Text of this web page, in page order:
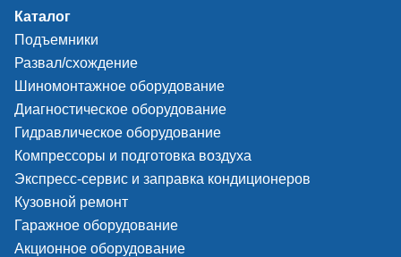
Каталог
Подъемники
Развал/схождение
Шиномонтажное оборудование
Диагностическое оборудование
Гидравлическое оборудование
Компрессоры и подготовка воздуха
Экспресс-сервис и заправка кондиционеров
Кузовной ремонт
Гаражное оборудование
Акционное оборудование